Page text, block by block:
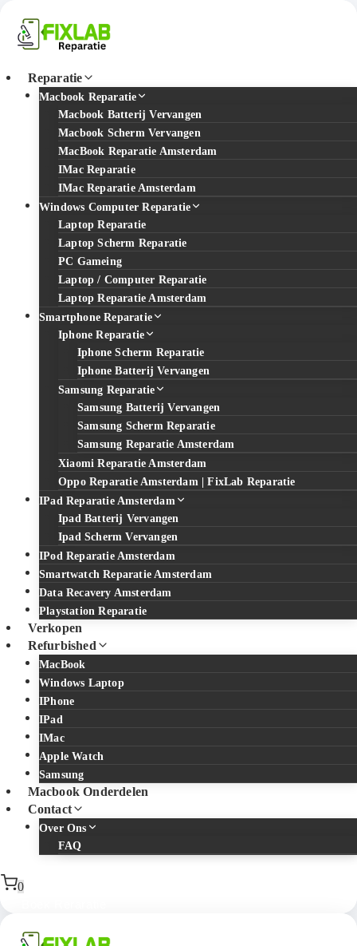
Reparatie
Macbook Reparatie
Macbook Batterij Vervangen
Macbook Scherm Vervangen
MacBook Reparatie Amsterdam
IMac Reparatie
IMac Reparatie Amsterdam
Windows Computer Reparatie
Laptop Reparatie
Laptop Scherm Reparatie
PC Gameing
Laptop / Computer Reparatie
Laptop Reparatie Amsterdam
Smartphone Reparatie
Iphone Reparatie
Iphone Scherm Reparatie
Iphone Batterij Vervangen
Samsung Reparatie
Samsung Batterij Vervangen
Samsung Scherm Reparatie
Samsung Reparatie Amsterdam
Xiaomi Reparatie Amsterdam
Oppo Reparatie Amsterdam | FixLab Reparatie
IPad Reparatie Amsterdam
Ipad Batterij Vervangen
Ipad Scherm Vervangen
IPod Reparatie Amsterdam
Smartwatch Reparatie Amsterdam
Data Recavery Amsterdam
Playstation Reparatie
Verkopen
Refurbished
MacBook
Windows Laptop
IPhone
IPad
IMac
Apple Watch
Samsung
Macbook Onderdelen
Contact
Over Ons
FAQ
0